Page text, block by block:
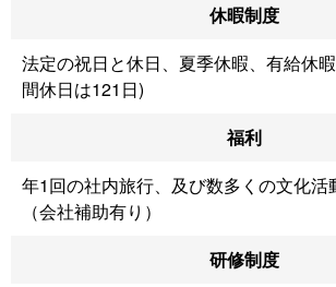
休暇制度
法定の祝日と休日、夏季休暇、有給休
間休日は121 日)
福利
年1回の社内旅行、及び数多くの文化活
（会社補助有り）
研修制度